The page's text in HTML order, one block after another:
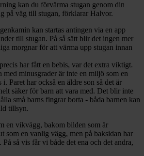
kan du förvärma stugan genom din
på väg till stugan, förklarar Halvor.
kan startas antingen via en app
till stugan. På så sätt blir det ingen mer
morgnar för att värma upp stugan innan
har fått en bebis, var det extra viktigt.
med minusgrader är inte en miljö som en
Paret har också en äldre son så det är
säker för barn att vara med. Det blir inte
små barns fingrar borta - båda barnen kan
tillsyn.
en vikvägg, bakom bilden som är
som en vanlig vägg, men på baksidan har
så vis får vi både det ena och det andra,